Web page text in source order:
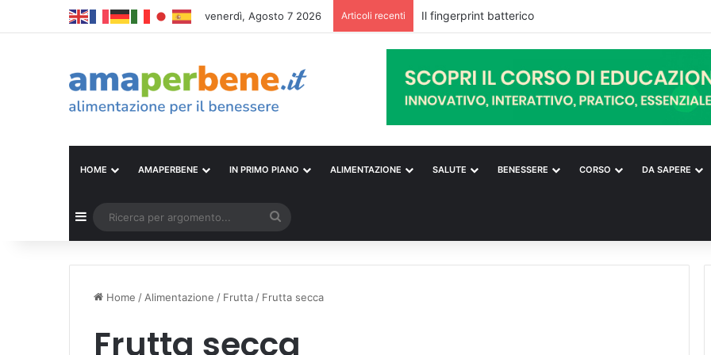
venerdì, Agosto 7 2026 Articoli recenti Il fingerprint batterico
HOME AMAPERBENE IN PRIMO PIANO ALIMENTAZIONE SALUTE BENESSERE CORSO DA SAPERE
Barra laterale
per
Home / Alimentazione / Frutta / Frutta secca
Frutta secca